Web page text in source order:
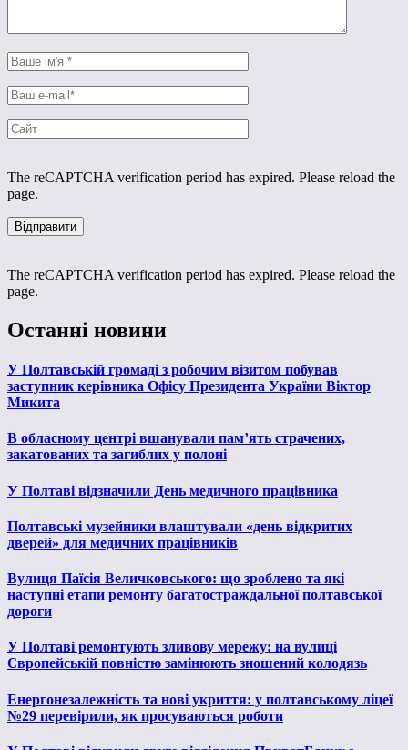
The reCAPTCHA verification period has expired. Please reload the
page.
The reCAPTCHA verification period has expired. Please reload the
page.
Останні новини
У Полтавській громаді з робочим візитом побував
заступник керівника Офісу Президента України Віктор
Микита
В обласному центрі вшанували пам’ять страчених,
закатованих та загиблих у полоні
У Полтаві відзначили День медичного працівника
Полтавські музейники влаштували «день відкритих
дверей» для медичних працівників
Вулиця Паїсія Величковського: що зроблено та які
наступні етапи ремонту багатостраждальної полтавської
дороги
У Полтаві ремонтують зливову мережу: на вулиці
Європейській повністю замінюють зношений колодязь
Енергонезалежність та нові укриття: у полтавському ліцеї
№29 перевірили, як просуваються роботи